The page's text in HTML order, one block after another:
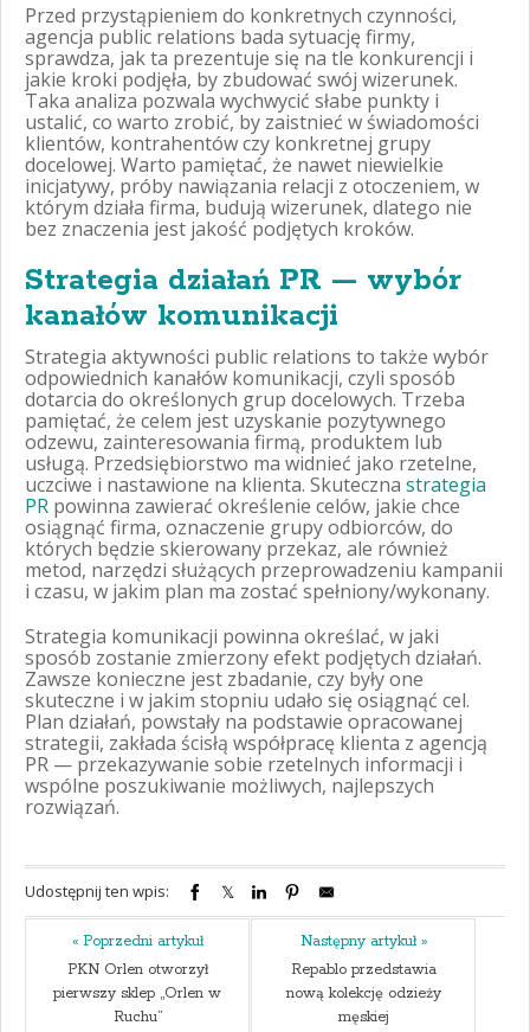
Przed przystąpieniem do konkretnych czynności,
agencja public relations bada sytuację firmy,
sprawdza, jak ta prezentuje się na tle konkurencji i
jakie kroki podjęła, by zbudować swój wizerunek.
Taka analiza pozwala wychwycić słabe punkty i
ustalić, co warto zrobić, by zaistnieć w świadomości
klientów, kontrahentów czy konkretnej grupy
docelowej. Warto pamiętać, że nawet niewielkie
inicjatywy, próby nawiązania relacji z otoczeniem, w
którym działa firma, budują wizerunek, dlatego nie
bez znaczenia jest jakość podjętych kroków.
Strategia działań PR — wybór
kanałów komunikacji
Strategia aktywności public relations to także wybór
odpowiednich kanałów komunikacji, czyli sposób
dotarcia do określonych grup docelowych. Trzeba
pamiętać, że celem jest uzyskanie pozytywnego
odzewu, zainteresowania firmą, produktem lub
usługą. Przedsiębiorstwo ma widnieć jako rzetelne,
uczciwe i nastawione na klienta. Skuteczna strategia
PR powinna zawierać określenie celów, jakie chce
osiągnąć firma, oznaczenie grupy odbiorców, do
których będzie skierowany przekaz, ale również
metod, narzędzi służących przeprowadzeniu kampanii
i czasu, w jakim plan ma zostać spełniony/wykonany.
Strategia komunikacji powinna określać, w jaki
sposób zostanie zmierzony efekt podjętych działań.
Zawsze konieczne jest zbadanie, czy były one
skuteczne i w jakim stopniu udało się osiągnąć cel.
Plan działań, powstały na podstawie opracowanej
strategii, zakłada ścisłą współpracę klienta z agencją
PR — przekazywanie sobie rzetelnych informacji i
wspólne poszukiwanie możliwych, najlepszych
rozwiązań.
Udostępnij ten wpis:
« Poprzedni artykuł
PKN Orlen otworzył
pierwszy sklep „Orlen w
Ruchu”
Następny artykuł »
Repablo przedstawia
nową kolekcję odzieży
męskiej